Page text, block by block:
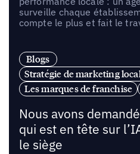
surveille chaque
compte le plus et fait le
Blogs
Stratégie de marketing
Les marques de franchise
Nous avons
qui est en tête sur
le siège